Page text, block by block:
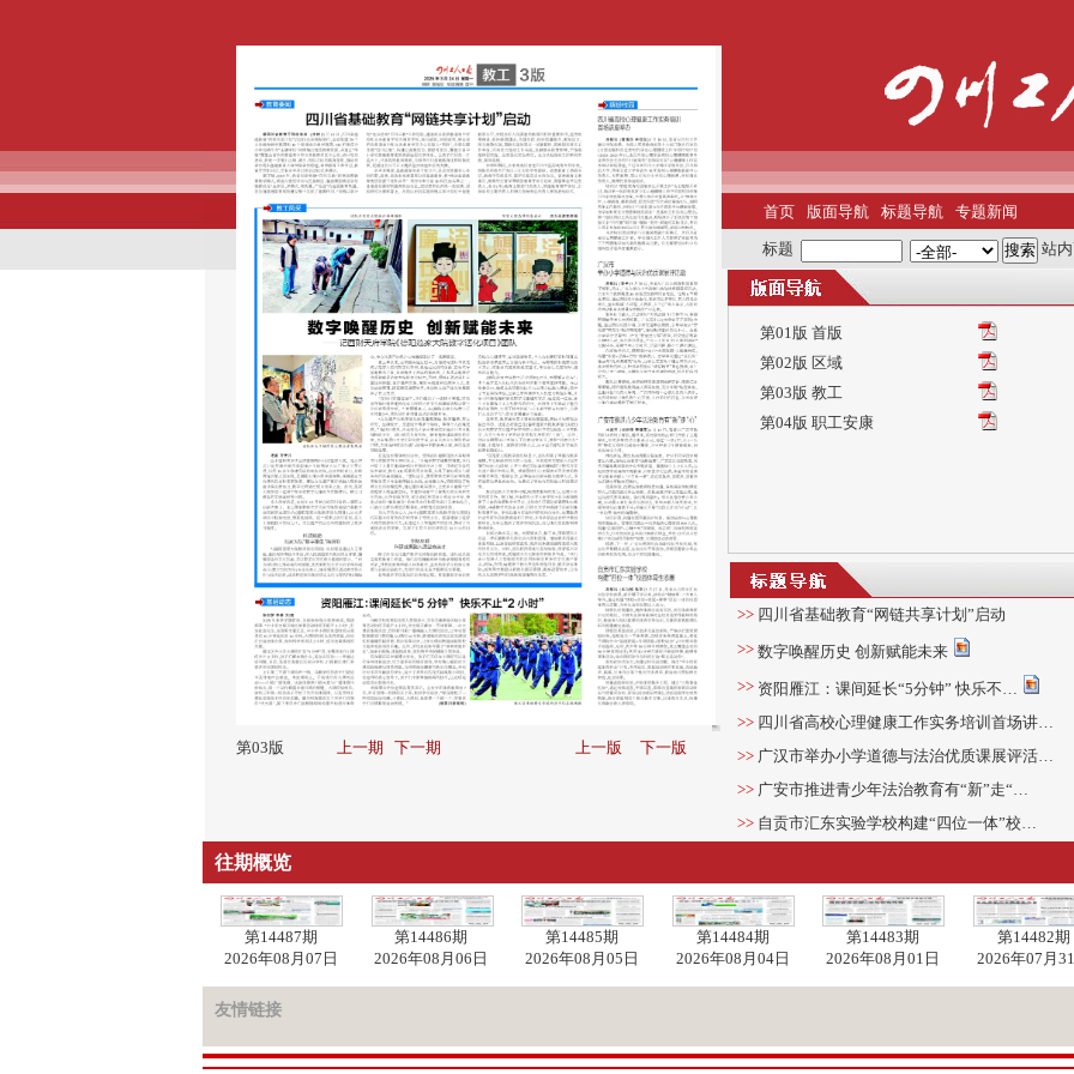
第03版 上一期 下一期 上一版 下一版
首页 版面导航 标题导航 专题新闻
标题 站
第01版 首版
第02版 区域
第03版 教工
第04版 职工安康
>> 四川省基础教育“网链共享计划”启动
>> 数字唤醒历史 创新赋能未来
>> 资阳雁江：课间延长“5分钟” 快乐不…
>> 四川省高校心理健康工作实务培训首场讲…
>> 广汉市举办小学道德与法治优质课展评活…
>> 广安市推进青少年法治教育有“新”走“…
>> 自贡市汇东实验学校构建“四位一体”校…
往期概览
第14487期
2026年08月07日
第14486期
2026年08月06日
第14485期
2026年08月05日
第14484期
2026年08月04日
第14483期
2026年08月01日
第14482期
2026年07月
友情链接